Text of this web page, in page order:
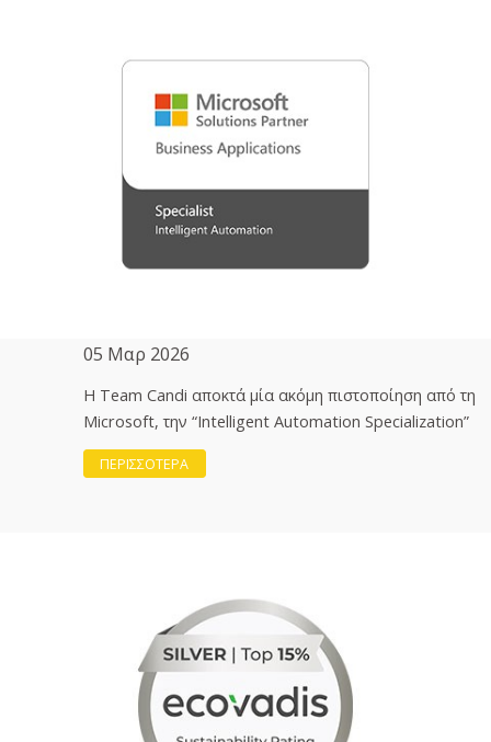
05 Μαρ 2026
H Team Candi αποκτά μία ακόμη πιστοποίηση από τη
Microsoft, την “Intelligent Automation Specialization”
ΠΕΡΙΣΣΟΤΕΡΑ